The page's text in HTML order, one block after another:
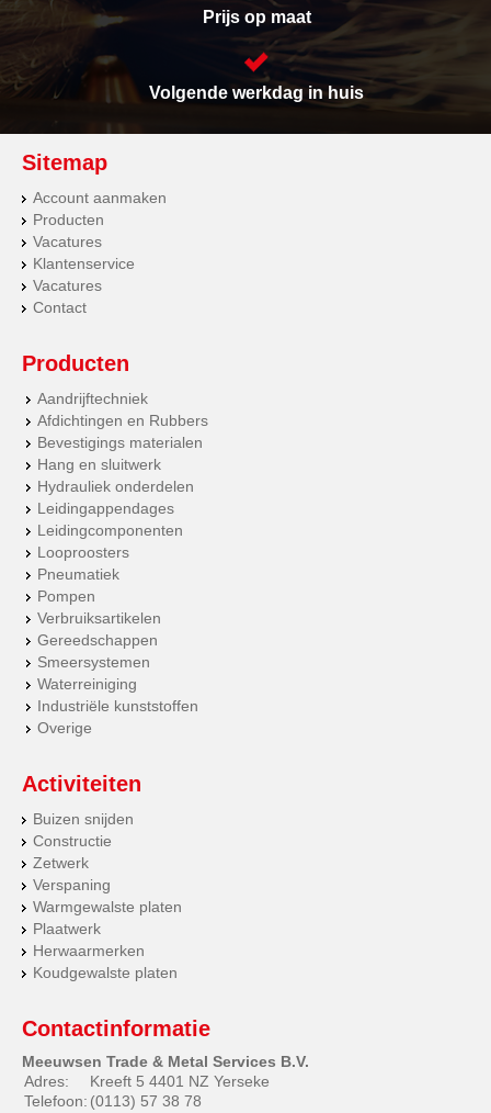
Prijs op maat
Volgende werkdag in huis
Sitemap
Account aanmaken
Producten
Vacatures
Klantenservice
Vacatures
Contact
Producten
Aandrijftechniek
Afdichtingen en Rubbers
Bevestigings materialen
Hang en sluitwerk
Hydrauliek onderdelen
Leidingappendages
Leidingcomponenten
Looproosters
Pneumatiek
Pompen
Verbruiksartikelen
Gereedschappen
Smeersystemen
Waterreiniging
Industriële kunststoffen
Overige
Activiteiten
Buizen snijden
Constructie
Zetwerk
Verspaning
Warmgewalste platen
Plaatwerk
Herwaarmerken
Koudgewalste platen
Contactinformatie
Meeuwsen Trade & Metal Services B.V.
Adres:
Kreeft 5 4401 NZ Yerseke
Telefoon: (0113) 57 38 78